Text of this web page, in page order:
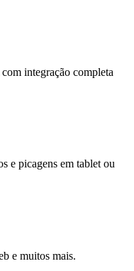
integração completa
e picagens em tablet ou
e muitos mais.